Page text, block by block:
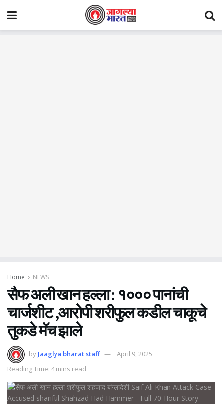
Home NEWS
सैफ अली खान हल्ला : १००० पानांची
चार्जशीट ,आरोपी शरीफुल कडील चाकूचे
तुकडे मॅच झाले
by Jaaglya bharat staff
April 9, 2025
Reading Time: 4 mins read